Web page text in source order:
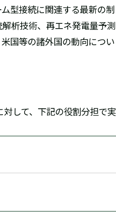
型接続に関連する最新の制
析技術、再エネ発電量予測
国等の諸外国の動向につい
対して、下記の役割分担で実